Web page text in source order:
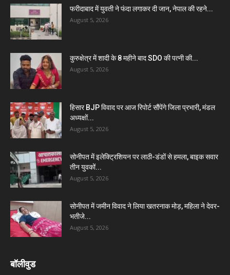
फरीदाबाद में युवती ने फंदा लगाकर दी जान, नेपाल की रहने...
August 5, 2026
कुरुक्षेत्र में शादी के 8 महीने बाद SDO की पत्नी की...
August 5, 2026
हिसार BJP विवाद पर आज रिपोर्ट सौंपेंगे जिला प्रभारी, मंडल
अध्यक्षों...
August 5, 2026
सोनीपत में इलेक्ट्रिशियन पर लाठी-डंडों से हमला, बाइक सवार
तीन युवकों...
August 5, 2026
सोनीपत में जमीन विवाद ने लिया खतरनाक मोड़, महिला ने देवर-
भतीजे...
August 5, 2026
बॉलीवुड